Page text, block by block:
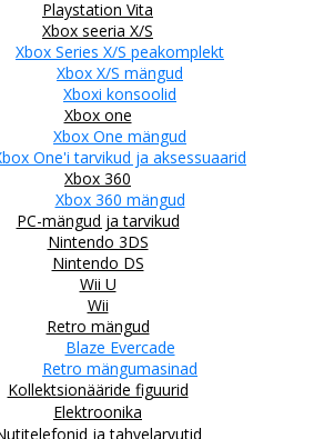
Playstation Vita
Xbox seeria X/S
Xbox Series X/S peakomplekt
Xbox X/S mängud
Xboxi konsoolid
Xbox one
Xbox One mängud
One'i tarvikud ja aksessuaarid
Xbox 360
Xbox 360 mängud
PC-mängud ja tarvikud
Nintendo 3DS
Nintendo DS
Wii U
Wii
Retro mängud
Blaze Evercade
Retro mängumasinad
Kollektsionääride figuurid
Elektroonika
ja tahvelarvutid